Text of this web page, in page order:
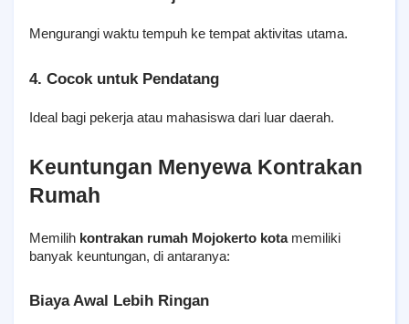
Mengurangi waktu tempuh ke tempat aktivitas utama.
4. Cocok untuk Pendatang
Ideal bagi pekerja atau mahasiswa dari luar daerah.
Keuntungan Menyewa Kontrakan
Rumah
Memilih kontrakan rumah Mojokerto kota memiliki
banyak keuntungan, di antaranya:
Biaya Awal Lebih Ringan